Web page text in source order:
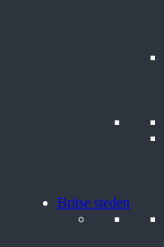
Britse steden